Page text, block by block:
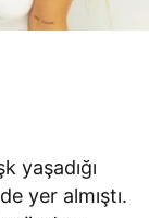
yaşadığı
yer almıştı.